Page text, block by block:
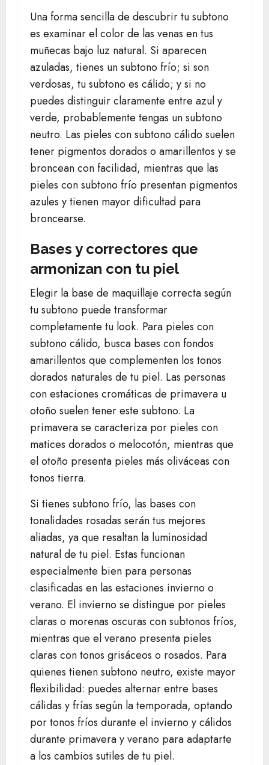
Una forma sencilla de descubrir tu subtono
es examinar el color de las venas en tus
muñecas bajo luz natural. Si aparecen
azuladas, tienes un subtono frío; si son
verdosas, tu subtono es cálido; y si no
puedes distinguir claramente entre azul y
verde, probablemente tengas un subtono
neutro. Las pieles con subtono cálido suelen
tener pigmentos dorados o amarillentos y se
broncean con facilidad, mientras que las
pieles con subtono frío presentan pigmentos
azules y tienen mayor dificultad para
broncearse.
Bases y correctores que
armonizan con tu piel
Elegir la base de maquillaje correcta según
tu subtono puede transformar
completamente tu look. Para pieles con
subtono cálido, busca bases con fondos
amarillentos que complementen los tonos
dorados naturales de tu piel. Las personas
con estaciones cromáticas de primavera u
otoño suelen tener este subtono. La
primavera se caracteriza por pieles con
matices dorados o melocotón, mientras que
el otoño presenta pieles más oliváceas con
tonos tierra.
Si tienes subtono frío, las bases con
tonalidades rosadas serán tus mejores
aliadas, ya que resaltan la luminosidad
natural de tu piel. Estas funcionan
especialmente bien para personas
clasificadas en las estaciones invierno o
verano. El invierno se distingue por pieles
claras o morenas oscuras con subtonos fríos,
mientras que el verano presenta pieles
claras con tonos grisáceos o rosados. Para
quienes tienen subtono neutro, existe mayor
flexibilidad: puedes alternar entre bases
cálidas y frías según la temporada, optando
por tonos fríos durante el invierno y cálidos
durante primavera y verano para adaptarte
a los cambios sutiles de tu piel.